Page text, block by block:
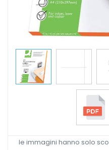
le immagini hanno solo